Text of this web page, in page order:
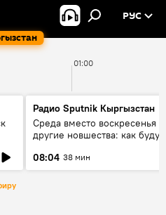
РУС
01:00
Радио Sputnik Кыргызстан
Среда вместо воскресенья и
другие новшества: как будут
08:04 38 мин